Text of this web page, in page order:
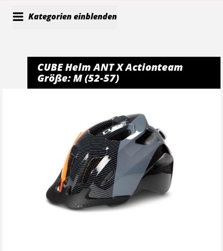
Kategorien einblenden
CUBE Helm ANT X Actionteam
Größe: M (52-57)